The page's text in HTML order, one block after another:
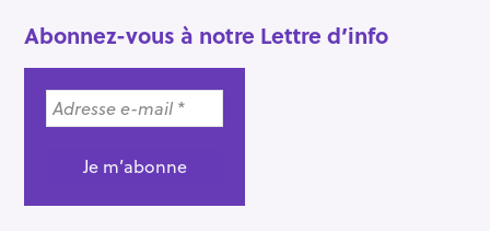
Abonnez-vous à notre Lettre d’info